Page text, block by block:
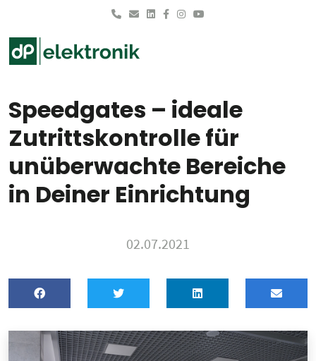
Speedgates – ideale
Zutrittskontrolle für
unüberwachte Bereiche
in Deiner Einrichtung
02.07.2021